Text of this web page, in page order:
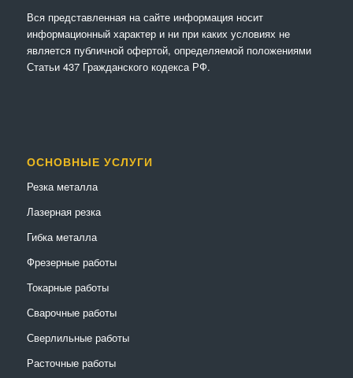
Вся представленная на сайте информация носит
информационный характер и ни при каких условиях не
является публичной офертой, определяемой положениями
Статьи 437 Гражданского кодекса РФ.
ОСНОВНЫЕ УСЛУГИ
Резка металла
Лазерная резка
Гибка металла
Фрезерные работы
Токарные работы
Сварочные работы
Сверлильные работы
Расточные работы